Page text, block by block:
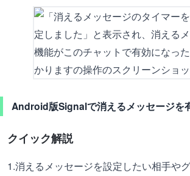
Android版Signalで消えるメッセージを
クイック解説
1.消えるメッセージを設定したい相手や